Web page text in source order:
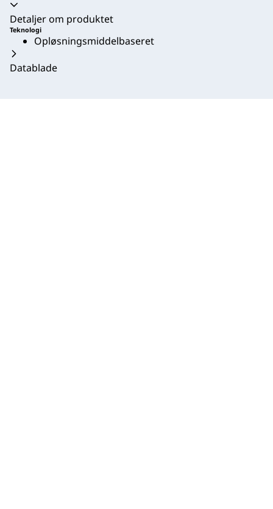
Harmonika kollapset
Detaljer om produktet
Teknologi
Opløsningsmiddelbaseret
Datablade